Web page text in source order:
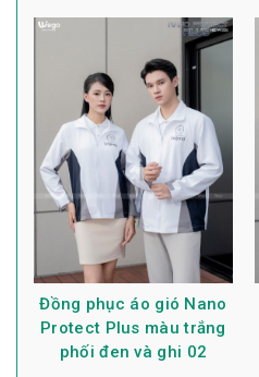
Đồng phục áo gió Nano
Protect Plus màu trắng
phối đen và ghi 02